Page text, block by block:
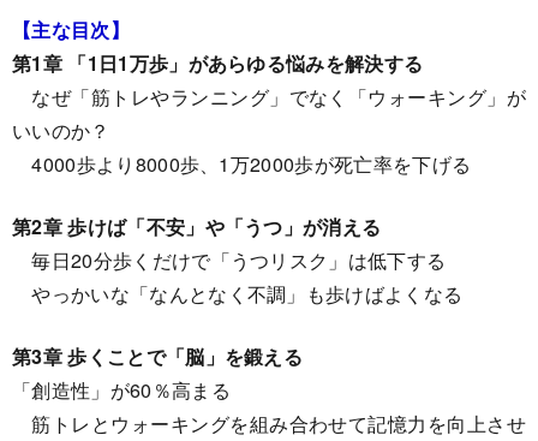
【主な目次】
第1章 「1日1万歩」があらゆる悩みを解決する
なぜ「筋トレやランニング」でなく「ウォーキング」が
いいのか？
4000歩より8000歩、1万2000歩が死亡率を下げる
第2章 歩けば「不安」や「うつ」が消える
毎日20分歩くだけで「うつリスク」は低下する
やっかいな「なんとなく不調」も歩けばよくなる
第3章 歩くことで「脳」を鍛える
「創造性」が60％高まる
筋トレとウォーキングを組み合わせて記憶力を向上させ